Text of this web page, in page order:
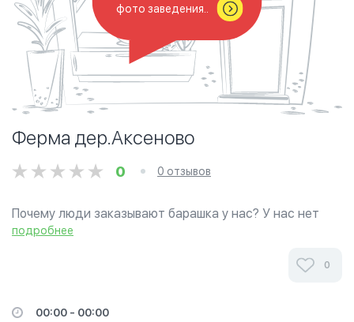
фото заведения..
Ферма дер.Аксеново
0 0 отзывов
Почему люди заказывают барашка у нас? У нас нет
очередей! Вы сами выбираете время для совершения
подробнее
0
00:00 - 00:00